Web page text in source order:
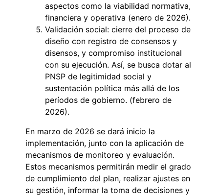
aspectos como la viabilidad normativa,
financiera y operativa (enero de 2026).
Validación social: cierre del proceso de
diseño con registro de consensos y
disensos, y compromiso institucional
con su ejecución. Así, se busca dotar al
PNSP de legitimidad social y
sustentación política más allá de los
períodos de gobierno. (febrero de
2026).
En marzo de 2026 se dará inicio la
implementación, junto con la aplicación de
mecanismos de monitoreo y evaluación.
Estos mecanismos permitirán medir el grado
de cumplimiento del plan, realizar ajustes en
su gestión, informar la toma de decisiones y